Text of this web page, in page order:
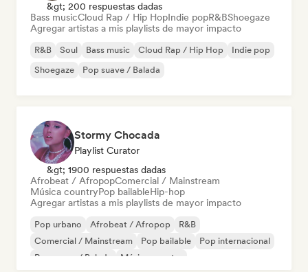
&gt; 200 respuestas dadas
Bass musicCloud Rap / Hip HopIndie popR&BShoegaze
Agregar artistas a mis playlists de mayor impacto
R&B Soul Bass music Cloud Rap / Hip Hop
Indie pop
Shoegaze
Pop suave / Balada
Stormy Chocada
Playlist Curator
&gt; 1900 respuestas dadas
Afrobeat / AfropopComercial / Mainstream
Música countryPop bailableHip-hop
Agregar artistas a mis playlists de mayor impacto
Pop urbano Afrobeat / Afropop
R&B
Comercial / Mainstream
Pop bailable
Pop internacional
Pop suave / Balada
Música country